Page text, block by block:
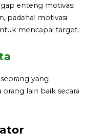
enteng motivasi
padahal motivasi
mencapai target.
yang
lain baik secara